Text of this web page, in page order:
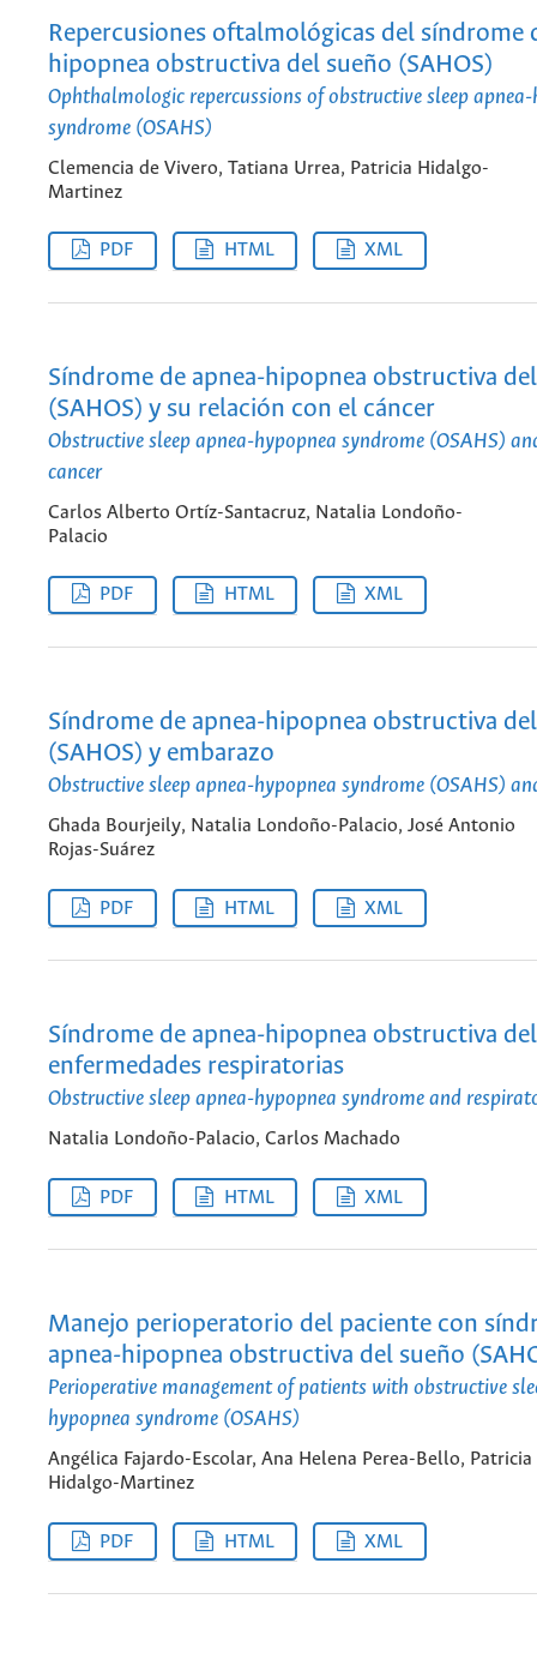
Repercusiones oftalmológicas del síndrome
hipopnea obstructiva del sueño (SAHOS)
Ophthalmologic repercussions of obstructive sleep
syndrome (OSAHS)
Clemencia de Vivero, Tatiana Urrea, Patricia Hidalgo-
Martinez
PDF HTML XML
Síndrome de apnea-hipopnea obstructiva
(SAHOS) y su relación con el cáncer
Obstructive sleep apnea-hypopnea syndrome (OSAHS)
cancer
Carlos Alberto Ortíz-Santacruz, Natalia Londoño-
Palacio
PDF HTML XML
Síndrome de apnea-hipopnea obstructiva
(SAHOS) y embarazo
Obstructive sleep apnea-hypopnea syndrome (OSAHS)
Ghada Bourjeily, Natalia Londoño-Palacio, José Antonio
Rojas-Suárez
PDF HTML XML
Síndrome de apnea-hipopnea obstructiva
enfermedades respiratorias
Obstructive sleep apnea-hypopnea syndrome and
Natalia Londoño-Palacio, Carlos Machado
PDF HTML XML
Manejo perioperatorio del paciente con
apnea-hipopnea obstructiva del sueño
Perioperative management of patients with obstructive
hypopnea syndrome (OSAHS)
Angélica Fajardo-Escolar, Ana Helena Perea-Bello, Patricia
Hidalgo-Martinez
PDF HTML XML